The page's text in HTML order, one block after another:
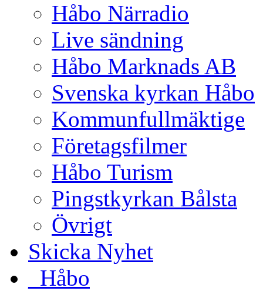
Håbo Närradio
Live sändning
Håbo Marknads AB
Svenska kyrkan Håbo
Kommunfullmäktige
Företagsfilmer
Håbo Turism
Pingstkyrkan Bålsta
Övrigt
Skicka Nyhet
_Håbo